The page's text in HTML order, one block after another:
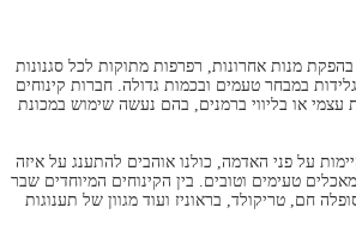
מנות אחרונות, רפרפות מתוקות לכל סגנונות
במבחר טעמים ובכמות גדולה. חברות קינוחים
עצמי או בליווי ברמנים, בהם נעשה שימוש במכונת
על פני האדמה, כולנו אוהבים להתענג על איזה
טעימים וטובים. בין הקינוחים המיוחדים שבר
חם, טריקולד, בראוניז ועוד מגוון של תענוגות